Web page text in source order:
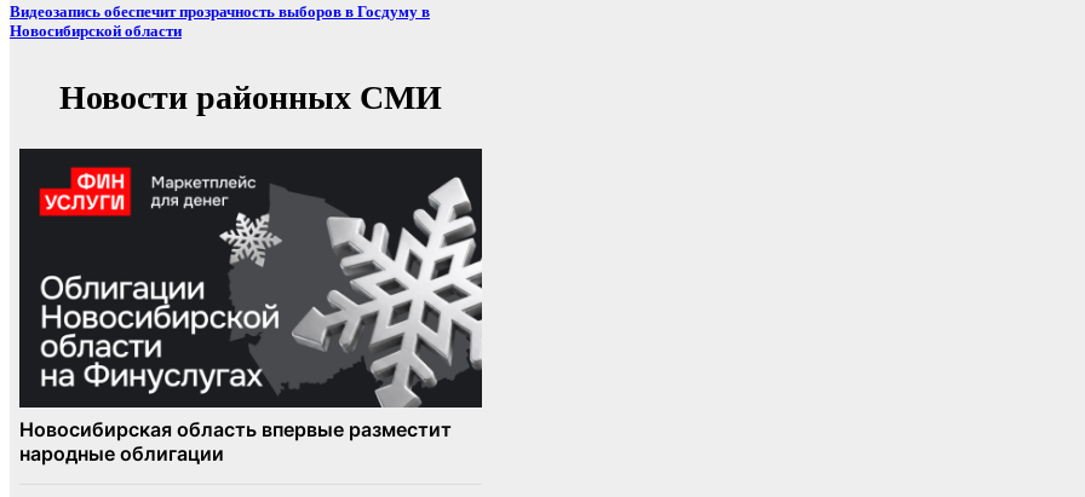
Видеозапись обеспечит прозрачность выборов в Госдуму в
Новосибирской области